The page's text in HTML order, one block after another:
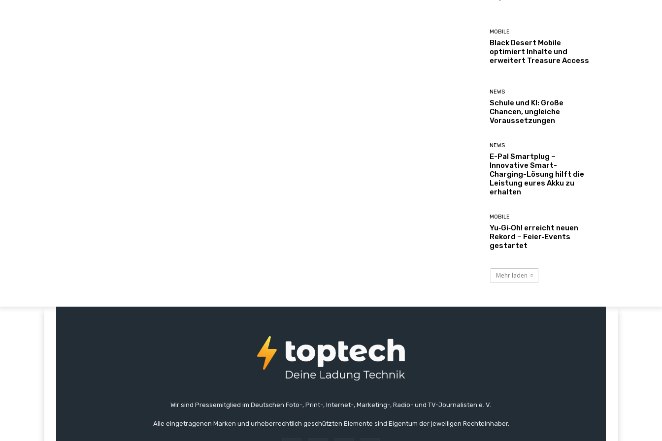
MOBILE
Black Desert Mobile
optimiert Inhalte und
erweitert Treasure Access
NEWS
Schule und KI: Große
Chancen, ungleiche
Voraussetzungen
NEWS
E-Pal Smartplug –
Innovative Smart-
Charging-Lösung hilft die
Leistung eures Akku zu
erhalten
MOBILE
Yu‑Gi‑Oh! erreicht neuen
Rekord – Feier‑Events
gestartet
Mehr laden
Wir sind Pressemitglied im Deutschen Foto-, Print-, Internet-, Marketing-, Radio- und TV-Journalisten e. V.
Alle eingetragenen Marken und urheberrechtlich geschützten Elemente sind Eigentum der jeweiligen Rechteinhaber.